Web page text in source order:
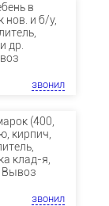
в
нов. и б/у,
др.
звонил
(400,
кирпич,
клад-я,
Вывоз
звонил